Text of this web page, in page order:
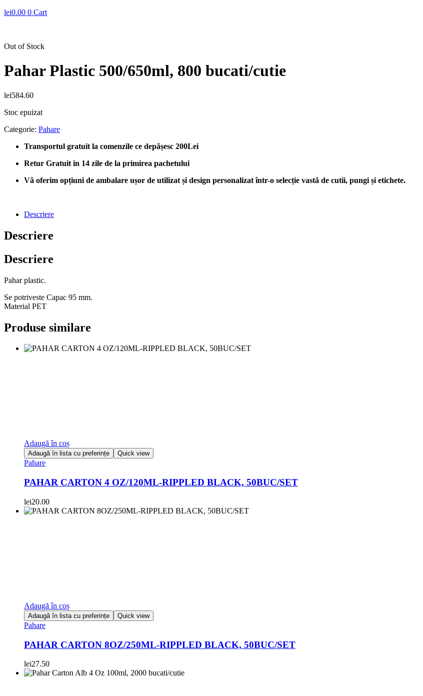
lei0.00 0 Cart
Out of Stock
Pahar Plastic 500/650ml, 800 bucati/cutie
lei584.60
Stoc epuizat
Categorie: Pahare
Transportul gratuit la comenzile ce depășesc 200Lei
Retur Gratuit in 14 zile de la primirea pachetului
Vă oferim opțiuni de ambalare ușor de utilizat și design personalizat într-o selecție vastă de cutii, pungi și etichete.
Descriere
Descriere
Descriere
Pahar plastic.
Se potriveste Capac 95 mm.
Material PET
Produse similare
Adaugă în coș
Adaugă în lista cu preferințe Quick view
Pahare
PAHAR CARTON 4 OZ/120ML-RIPPLED BLACK, 50BUC/SET
lei20.00
Adaugă în coș
Adaugă în lista cu preferințe Quick view
Pahare
PAHAR CARTON 8OZ/250ML-RIPPLED BLACK, 50BUC/SET
lei27.50